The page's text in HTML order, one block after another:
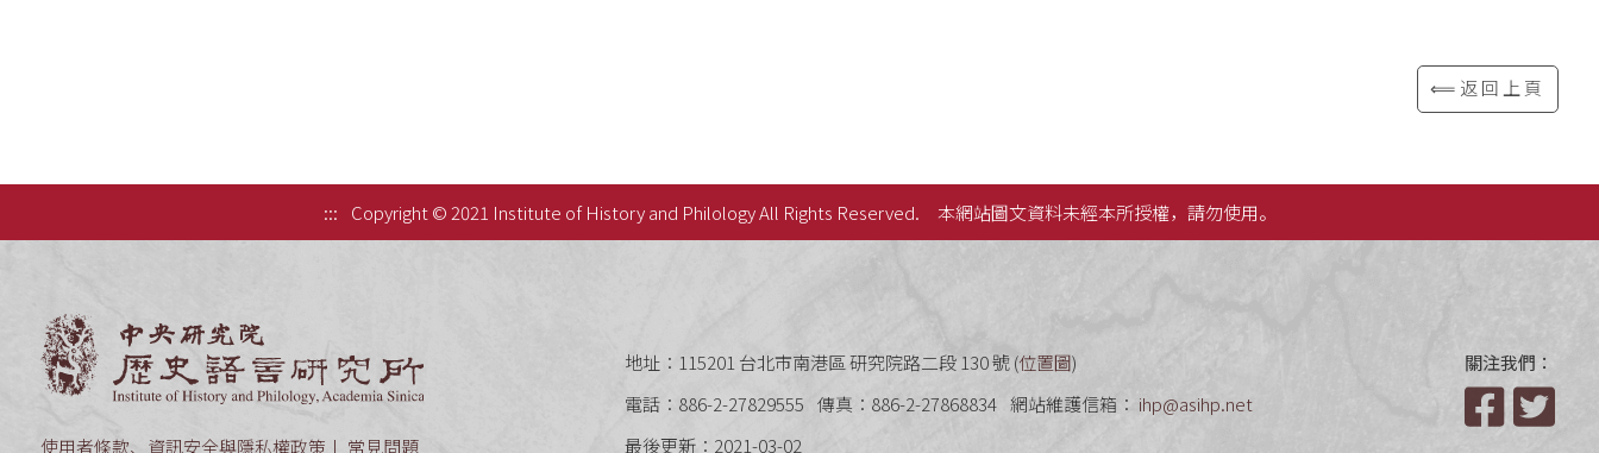
⟸返回上頁
::: Copyright © 2021 Institute of History and Philology All Rights Reserved. 本網站圖文資料未經本所授權，請勿使用。
使用者條款、資訊安全與隱私權政策 常見問題
地址：115201 台北市南港區 研究院路二段 130 號 (位置圖)
電話：886-2-27829555 傳真：886-2-27868834 網站維護信箱： ihp@asihp.net
最後更新：2021-03-02
關注我們：
Facebook